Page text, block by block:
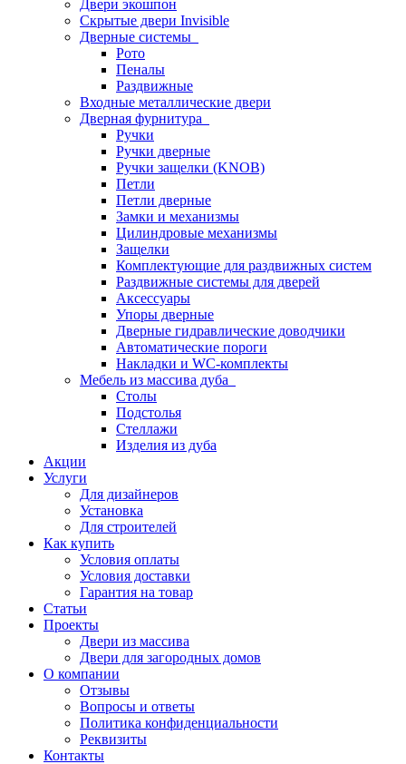
Двери экошпон
Скрытые двери Invisible
Дверные системы
Рото
Пеналы
Раздвижные
Входные металлические двери
Дверная фурнитура
Ручки
Ручки дверные
Ручки защелки (KNOB)
Петли
Петли дверные
Замки и механизмы
Цилиндровые механизмы
Защелки
Комплектующие для раздвижных систем
Раздвижные системы для дверей
Аксессуары
Упоры дверные
Дверные гидравлические доводчики
Автоматические пороги
Накладки и WC-комплекты
Мебель из массива дуба
Столы
Подстолья
Стеллажи
Изделия из дуба
Акции
Услуги
Для дизайнеров
Установка
Для строителей
Как купить
Условия оплаты
Условия доставки
Гарантия на товар
Статьи
Проекты
Двери из массива
Двери для загородных домов
О компании
Отзывы
Вопросы и ответы
Политика конфиденциальности
Реквизиты
Контакты